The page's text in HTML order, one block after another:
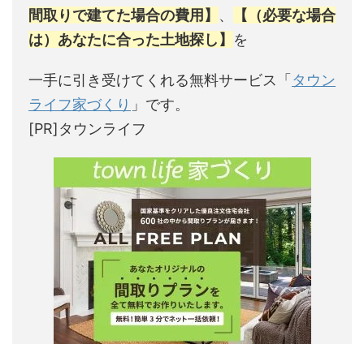
間取りで建てた場合の費用】 、
【（必要な場合
は）あなたに合った土地探し】 を
一手に引き受けてくれる無料サービス「タウン
ライフ家づくり 」です。
[PR]タウンライフ